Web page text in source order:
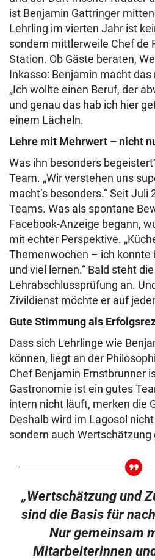
ist Benjamin Gattringer
Lehrling im vierten Jahr ist
sondern mittlerweile Chef de
Station. Ob Gäste beraten,
Inkasso: Benjamin macht
„Ich wollte einen Beruf, der
und genau das hab ich hier
einem Lächeln.
Lehre mit Mehrwert – nicht
Was ihn besonders
Team. „Wir verstehen uns
macht’s besonders.“ Seit Juli
Teams. Was als spontane
Facebook-Anzeige begann,
mit echter Perspektive.
Themenwochen – ich konnte
und viel lernen.“ Bald steht die
Lehrabschlussprüfung an.
Zivildienst möchte er auf
Gute Stimmung als
Dass sich Lehrlinge wie
können, liegt an der
Chef Benjamin Ernstbrunner
Gastronomie ist ein gutes
intern nicht läuft, merken die
Deshalb wird im Lagosol
sondern auch Wertschätzung
„Wertschätzung und
sind die Basis für
Nur gemeinsam
Mitarbeiterinnen